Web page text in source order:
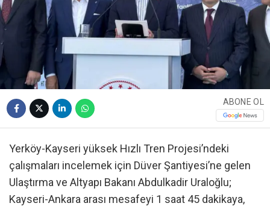
ABONE OL
Yerköy-Kayseri yüksek Hızlı Tren Projesi’ndeki
çalışmaları incelemek için Düver Şantiyesi’ne gelen
Ulaştırma ve Altyapı Bakanı Abdulkadir Uraloğlu;
Kayseri-Ankara arası mesafeyi 1 saat 45 dakikaya,